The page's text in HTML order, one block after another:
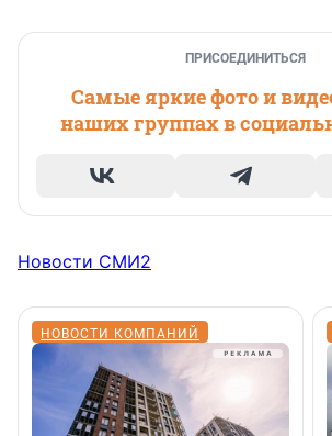
ПРИСОЕДИНИТЬСЯ
Самые яркие фото и
наших группах в
Новости СМИ2
НОВОСТИ КОМПАНИЙ